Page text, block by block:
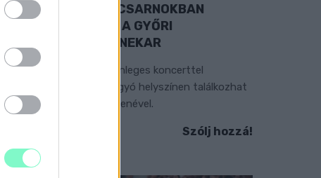
EXTRA: A VÁSÁRCSARNOKBAN
NYITJA ÚJ ÉVADÁT A GYŐRI
FILHARMONIKUS ZENEKAR
A „Zenélő piac” című különleges koncerttel
szeptember 7-én rendhagyó helyszínen találkozhat
a közönség a klasszikus zenével.
Szólj hozzá!